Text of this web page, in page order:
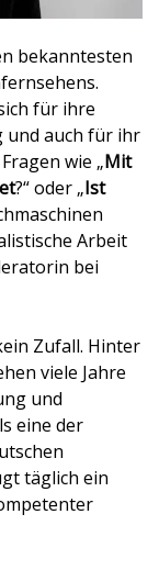
bekanntesten
für ihre
und auch für ihr
wie „Mit
?“ oder „Ist
Arbeit
bei
Zufall. Hinter
viele Jahre
und
eine der
täglich ein